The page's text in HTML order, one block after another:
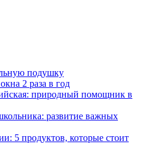
подушку
2 раза в год
природный помощник в
развитие важных
5 продуктов, которые стоит